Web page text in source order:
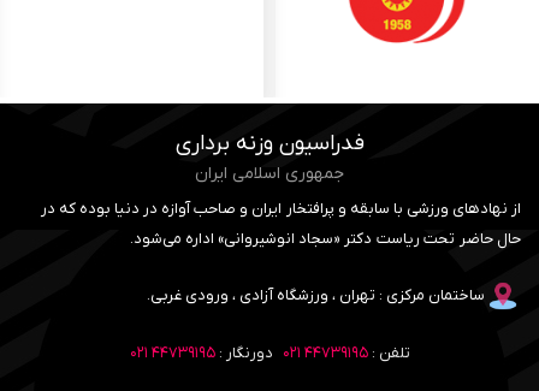
فدراسیون وزنه برداری
جمهوری اسلامی ایران
از نهادهای ورزشی با سابقه و پرافتخار ایران و صاحب آوازه در دنیا بوده که در
حال حاضر تحت ریاست دکتر «سجاد انوشیروانی» اداره می‌شود.
ساختمان مرکزی : تهران ، ورزشگاه آزادی ، ورودی غربی.
تلفن :۴۴۷۳۹۱۹۵ ۰۲۱ دورنگار :۴۴۷۳۹۱۹۵ ۰۲۱